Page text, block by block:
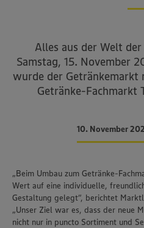
Alles aus der Welt
Samstag, 15. November
wurde der Getränkemarkt
Getränke-Fachmarkt
10. November
„Beim Umbau zum Getränke-
Wert auf eine individuelle,
Gestaltung gelegt“, berichtet
„Unser Ziel war es, dass der neue
nicht nur in puncto Sortiment und